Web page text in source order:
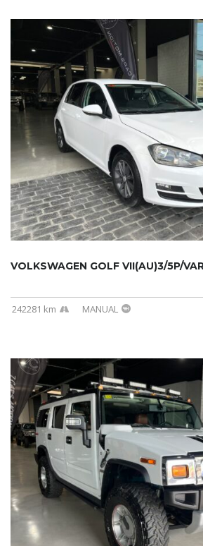
242281 km MANUAL